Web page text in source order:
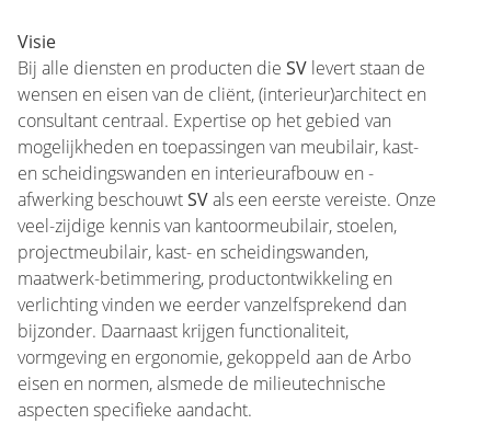
Visie
Bij alle diensten en producten die SV levert staan de
wensen en eisen van de cliënt, (interieur)architect en
consultant centraal. Expertise op het gebied van
mogelijkheden en toepassingen van meubilair, kast-
en scheidingswanden en interieurafbouw en -
afwerking beschouwtSVals een eerste vereiste. Onze
veel-zijdige kennis van kantoormeubilair, stoelen,
projectmeubilair, kast- en scheidingswanden,
maatwerk-betimmering, productontwikkeling en
verlichting vinden we eerder vanzelfsprekend dan
bijzonder. Daarnaast krijgen functionaliteit,
vormgeving en ergonomie, gekoppeld aan de Arbo
eisen en normen, alsmede de milieutechnische
aspecten specifieke aandacht.